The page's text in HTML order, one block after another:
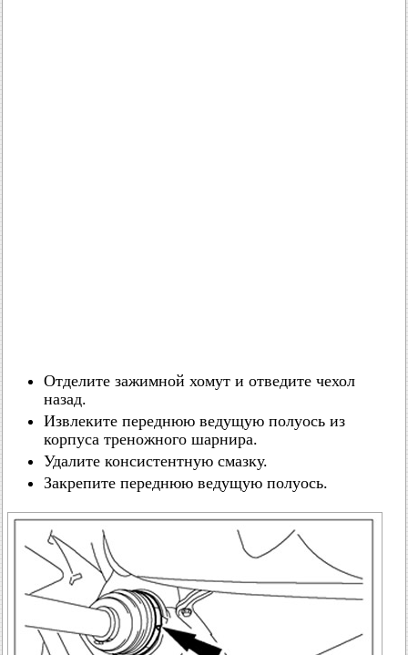
Отделите зажимной хомут и отведите чехол
назад.
Извлеките переднюю ведущую полуось из
корпуса треножного шарнира.
Удалите консистентную смазку.
Закрепите переднюю ведущую полуось.